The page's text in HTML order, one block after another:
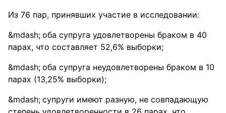
Из 76 пар, принявших участие в исследовании:
оба супруга удовлетворены браком в 40
парах, что составляет 52,6% выборки;
оба супруга неудовлетворены браком в 10
парах (13,25% выборки);
супруги имеют разную, не совпадающую